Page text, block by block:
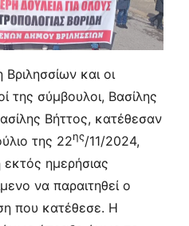
και οι
της σύμβουλοι, Βασίλης
Βήττος, κατέθεσαν
της 22ης/11/2024,
εκτός ημερήσιας
να παραιτηθεί ο
που κατέθεσε. Η